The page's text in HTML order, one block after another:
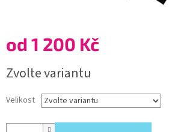
od 1 200 Kč
cena:
Zvolte variantu
Velikost